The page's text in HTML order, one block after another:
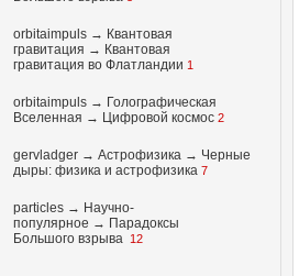
orbitaimpuls → Квантовая
гравитация → Квантовая
гравитация во Флатландии 1
orbitaimpuls → Голографическая
Вселенная → Цифровой космос 2
gervladger → Астрофизика → Черные
дыры: физика и астрофизика 7
particles → Научно-
популярное → Парадоксы
Большого взрыва 12